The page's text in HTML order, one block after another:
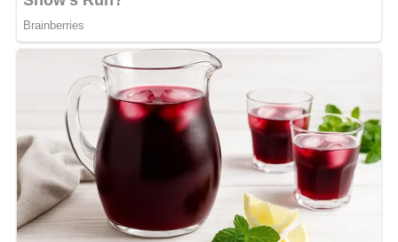
Nach: Eier-Milch – Verlag für die Frau Leipzig, DDR 1962
Abonniere jetzt unseren Newsletter!
Kein Spam, kein Bullshit, keine Weitergabe deiner Mailadresse an Dritte!
Rezept-Bewertung